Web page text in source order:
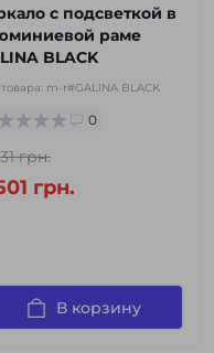
с подсветкой в
раме
BLACK
m-r#GALINA BLACK
0
грн.
грн.
В корзину